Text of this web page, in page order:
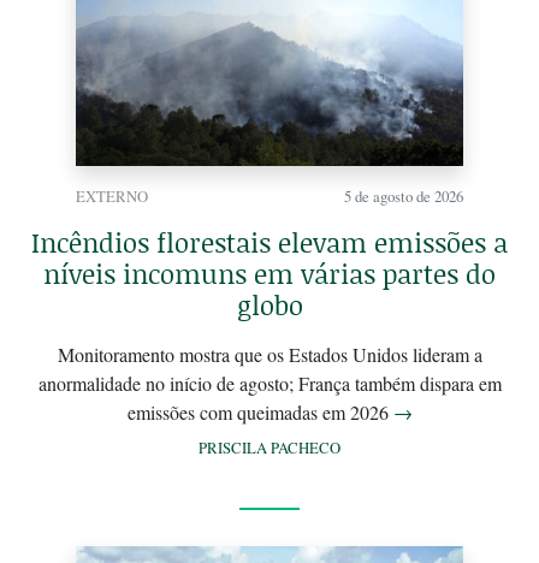
EXTERNO 5 de agosto de 2026
Incêndios florestais elevam emissões a
níveis incomuns em várias partes do
globo
Monitoramento mostra que os Estados Unidos lideram a
anormalidade no início de agosto; França também dispara em
emissões com queimadas em 2026 →
PRISCILA PACHECO